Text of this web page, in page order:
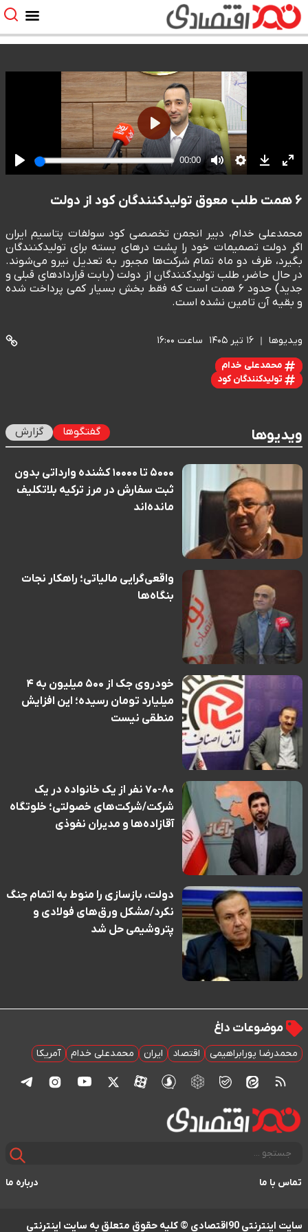
۶ همت طلب معوق تولیدکنندگان کود از دولت
محمدعلی خدام، دبیر انجمن تخصصی کود سولفات پتاسیم ایران
اگر دولت تصمیمات خود را پشت درهای بسته برای تولیدکنندگان
بگیرد، ظرف دو ماه تمام شرکت‌ها مجبور به تعدیل نیرو می‌شوند.
در حال حاضر، طلب تولیدکنندگان از دولت (بابت قراردادهای قبلی و
جدید) حدود ۶ همت است که فقط بخش بسیار کمی پرداخت شده
و بقیه آن تامین نشده است.
ویدیوها ۱۶ تیر ۱۴۰۵ ساعت ۱۶:۰۰
محمدعلی خدام
تولیدکنندگان کود
ویدیوها گفتگوها گزارش
۵۰۰۰ تا ۱۰۰۰۰ کشنده وارداتی بدون
ثبت سفارش در مرز ترکیه بلاتکلیف
مانده‌اند
واقعی‌گرایی مالیاتی؛ راهکار نجات
بنگاه‌ها
خودروی جک از ۵۰۰ میلیون به ۴
میلیارد تومان رسیده؛ این افزایش
منطقی نیست
۷۰-۸۰ نفر از یک خانواده در یک
شرکت/شرکت‌های خصولتی؛ خلوتگاه
آقازاده‌ها و مدیران نفوذی
دولت، بازسازی را منوط به اتمام جنگ
نکرد/مشکل ورق‌های فولادی و
پتروشیمی حل شد
موضوعات داغ
محمدرضا پورابراهیمی اقتصاد ایران محمدعلی خدام آمریکا
تماس با ما درباره ما
سایت اینترنتی 90اقتصادی © کلیه حقوق متعلق به سایت اینترنتی